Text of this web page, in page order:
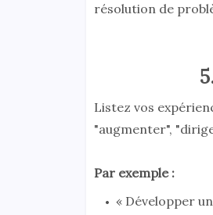
résolution de
Listez vos
"augmenter",
Par exemple :
« Développer